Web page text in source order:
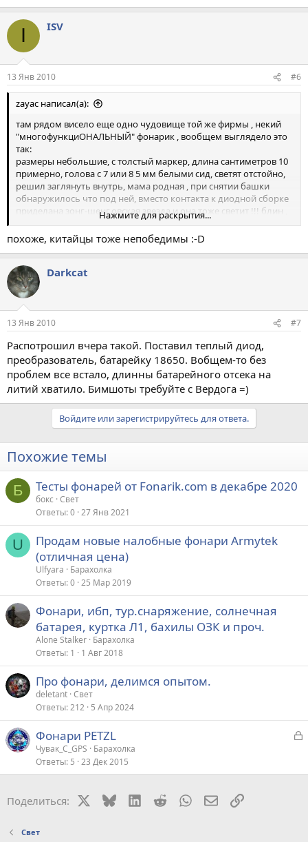
I ISV
13 Янв 2010 #6
zayac написал(а):
там рядом висело еще одно чудовище той же фирмы , некий
"многофункциОНАЛЬНЫЙ" фонарик , вообщем выглядело это
так:
размеры небольшие, с толстый маркер, длина сантиметров 10
примерно, голова с 7 или 8 5 мм белыми сид, светят отстойно,
решил заглянуть внутрь, мама родная , при снятии башки
обнаружилось что под ней, вместо контакта к диодной сборке
приделана зонг-шенг,овская звезда и она тоже светит !!! блин ,
это в голове не укладывается, я покрылся холодным потом и
сблевал, светя как 7 говнодиодов оно почти 2 ватами
подсвечивает потроха в башке фонаря!!!:_(
Нажмите для раскрытия...
похоже, китайцы тоже непобедимы :-D
Darkcat
13 Янв 2010 #7
Распотрошил вчера такой. Поставил теплый диод,
преобразователь, батарейку 18650. Вобщем-то без
проблем все встало, длинны батарейного отсека на
литий хватило. Бимшоты требуйте с Вердога =)
Войдите или зарегистрируйтесь для ответа.
Похожие темы
Б Тесты фонарей от Fonarik.com в декабре 2020
бокс Свет
Ответы 0 27 Янв 2021
U
Продам новые налобные фонари Armytek
(отличная цена)
Ulfyara
Барахолка
Ответы 0 25 Мар 2019
Фонари, ибп, тур.снаряжение, солнечная
батарея, куртка Л1, бахилы ОЗК и проч.
Alone Stalker Барахолка
Ответы 1 1 Авг 2018
Про фонари, делимся опытом.
deletant Свет
Ответы 212 5 Апр 2024
З
р
Фонари PETZL
Чувак_С_GPS
Барахолка
Ответы 5 23 Дек 2015
Поделиться: BlueskyLinkedIn
RedditWhatsAppЭлектронная
Ссылка
Свет